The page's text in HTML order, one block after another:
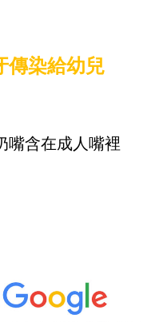
傳染給幼兒
嘴含在成人嘴裡